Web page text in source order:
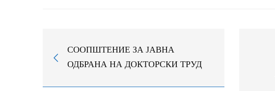
СООПШТЕНИЕ ЗА ЈАВНА
ОДБРАНА НА ДОКТОРСКИ ТРУД